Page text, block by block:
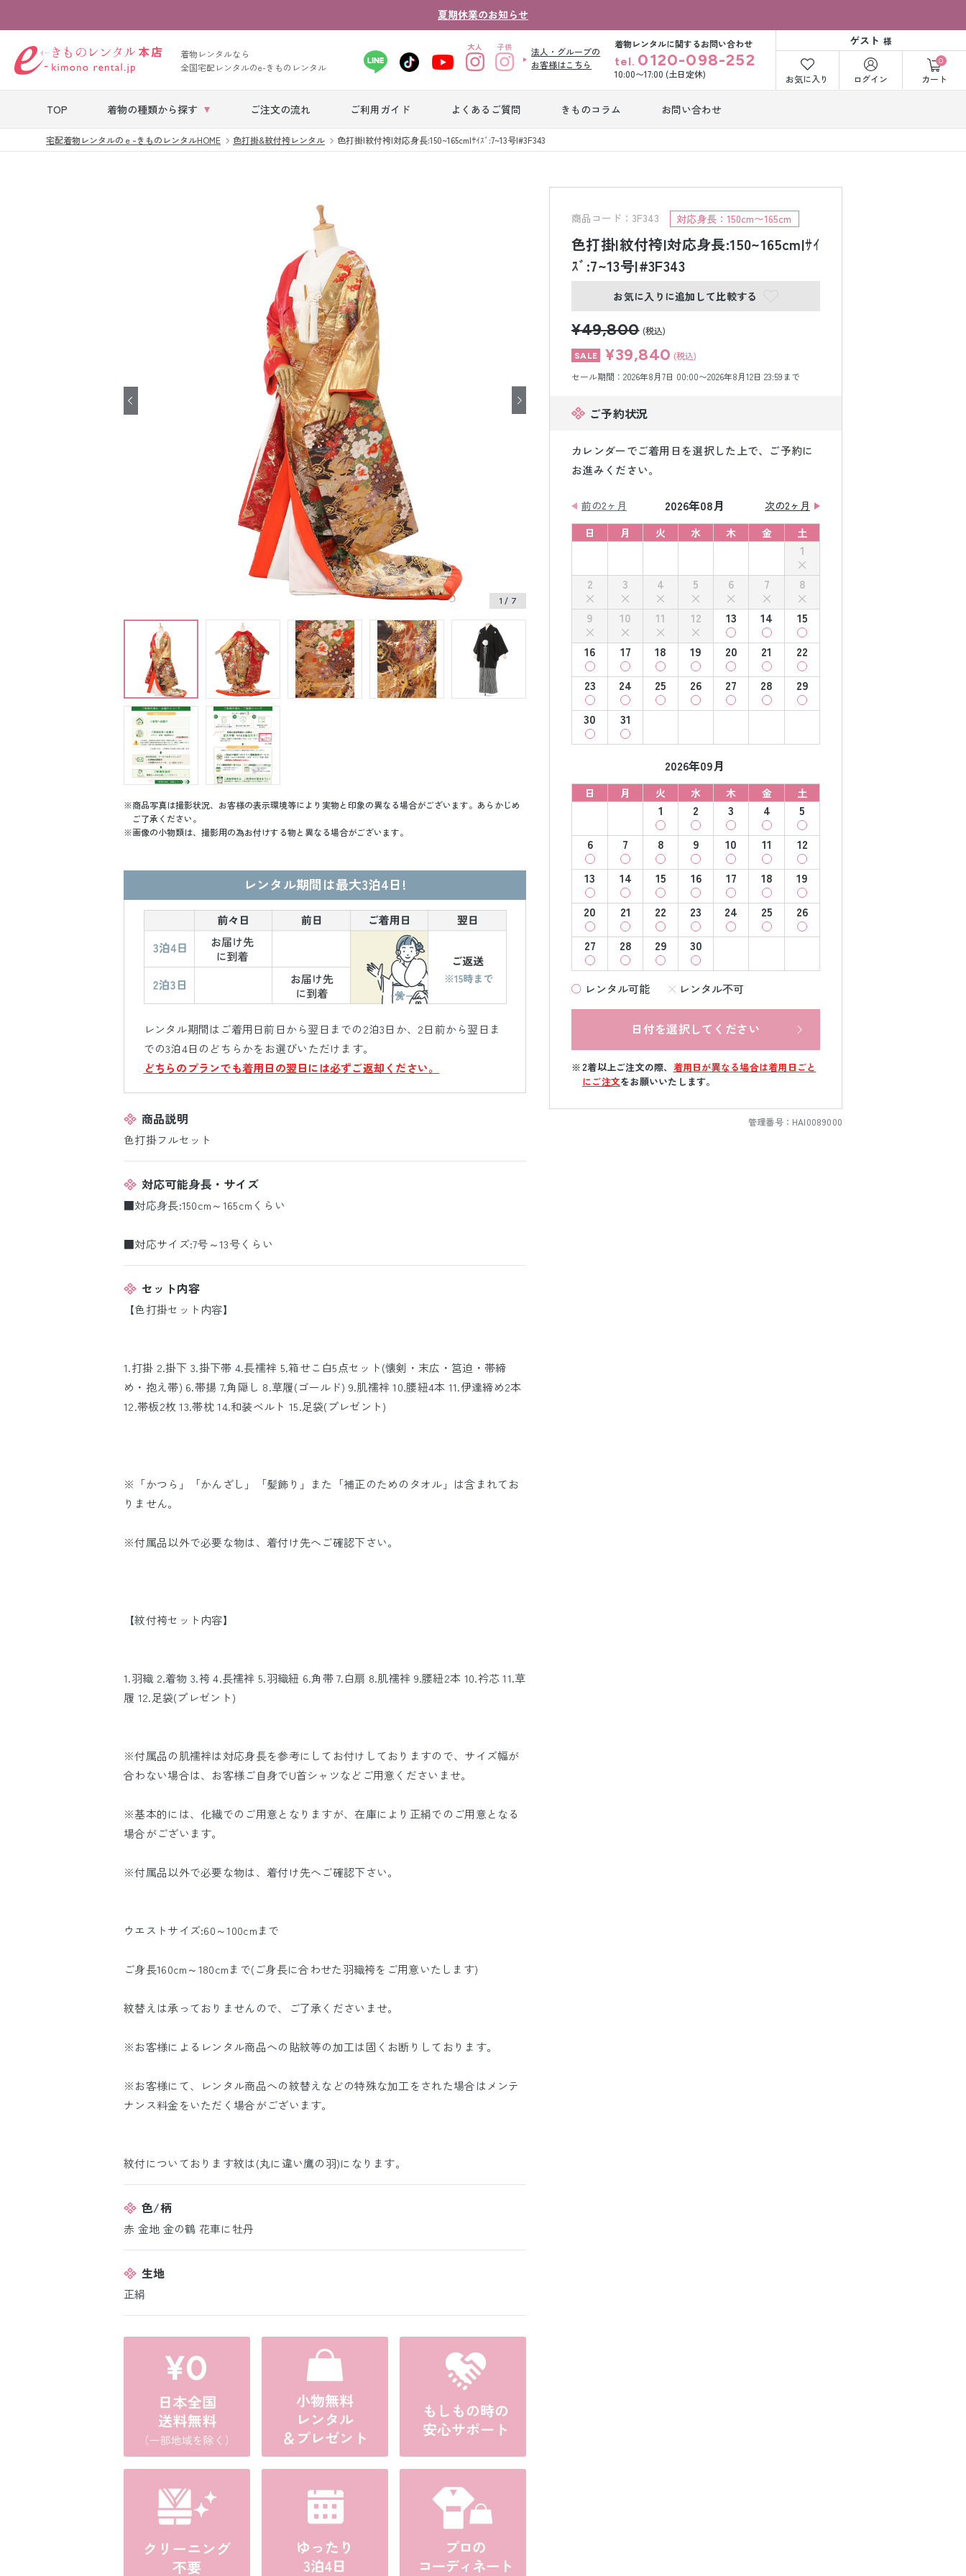
夏期休業のお知らせ
着物レンタルなら
全国宅配レンタルのe-きものレンタル
法人・グループの
お客様はこちら
着物レンタルに関するお問い合わせ
tel. 0120-098-252
10:00〜17:00 (土日定休)
ゲスト 様
お気に入り ログイン
0
カート
TOP 着物の種類から探す ご注文の流れ ご利用ガイド よくあるご質問 きものコラム お問い合わせ
七五三レンタル 振袖レンタル
卒業式袴レンタ
ル
産着レンタル
レンタル
ジュニア着物レ
ンタル
タル
紋付袴レンタル
男性礼装レンタ
ル
色打掛&紋付袴
レンタル
小物販売品
宅配着物レンタルのｅ-きものレンタルHOME 色打掛&紋付袴レンタル 色打掛|紋付袴|対応身長:150~165cm|ｻｲｽﾞ:7~13号|#3F343
商品コード：3F343 対応身長：150cm〜165cm
色打掛|紋付袴|対応身長:150~165cm|ｻｲ
ｽﾞ:7~13号|#3F343
お気に入りに追加して比較する
¥49,800 (税込)
¥39,840 (税込)
セール期間：2026年8月7日 00:00〜2026年8月12日 23:59まで
ご予約状況
カレンダーでご着用日を選択した上で、ご予約に
お進みください。
前の2ヶ月 2026年08月
次の2ヶ月
日
月 火 水 木 金 土
1
2
3 4 5 6 7
8
9
10 11 12 13 14
15
16
17 18 19 20 21
22
23
24 25 26 27 28
29
30
31
2026年09月
日 月 火 水 木 金 土
1 2 3 4
5
6
7 8 9 10 11
12
13
14 15 16 17 18
19
20
21 22 23 24 25
26
27
28 29 30
レンタル可能 レンタル不可
日付を選択してください
2着以上ご注文の際、 着用日が異なる場合は着用日ごと
にご注文をお願いいたします。
管理番号： HAI0089000
1 / 7
商品写真は撮影状況、お客様の表示環境等により実物と印象の異なる場合がございます。あらかじめ
ご了承ください。
画像の小物類は、撮影用の為お付けする物と異なる場合がございます。
レンタル期間は最大3泊4日!
レンタル期間はご着用日前日から翌日までの2泊3日か、2日前から翌日ま
での3泊4日のどちらかをお選びいただけます。
どちらのプランでも着用日の翌日には必ずご返却ください。
商品説明
色打掛フルセット
対応可能身長・サイズ
■対応身長:150cm～165cmくらい
■対応サイズ:7号～13号くらい
セット内容
【色打掛セット内容】
1.打掛 2.掛下 3.掛下帯 4.長襦袢 5.箱せこ白5点セット(懐剣・末広・筥迫・帯締
め・抱え帯) 6.帯揚 7.角隠し 8.草履(ゴールド) 9.肌襦袢 10.腰紐4本 11.伊達締め2本
12.帯板2枚 13.帯枕 14.和装ベルト 15.足袋(プレゼント)
※「かつら」「かんざし」「髪飾り」また「補正のためのタオル」は含まれてお
りません。
※付属品以外で必要な物は、着付け先へご確認下さい。
【紋付袴セット内容】
1.羽織 2.着物 3.袴 4.長襦袢 5.羽織紐 6.角帯 7.白扇 8.肌襦袢 9.腰紐2本 10.衿芯 11.草
履 12.足袋(プレゼント)
※付属品の肌襦袢は対応身長を参考にしてお付けしておりますので、サイズ幅が
合わない場合は、お客様ご自身でU首シャツなどご用意くださいませ。
※基本的には、化繊でのご用意となりますが、在庫により正絹でのご用意となる
場合がございます。
※付属品以外で必要な物は、着付け先へご確認下さい。
ウエストサイズ:60～100cmまで
ご身長160cm～180cmまで(ご身長に合わせた羽織袴をご用意いたします)
紋替えは承っておりませんので、ご了承くださいませ。
※お客様によるレンタル商品への貼紋等の加工は固くお断りしております。
※お客様にて、レンタル商品への紋替えなどの特殊な加工をされた場合はメンテ
ナンス料金をいただく場合がございます。
紋付についております紋は(丸に違い鷹の羽)になります。
色/柄
赤 金地 金の鶴 花車に牡丹
生地
正絹